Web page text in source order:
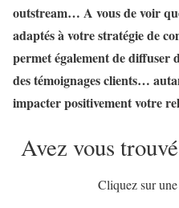
outstream… A vous de voir
adaptés à votre stratégie de
permet également de diffuser
des témoignages clients…
impacter positivement votre
Avez vous
Cliquez sur